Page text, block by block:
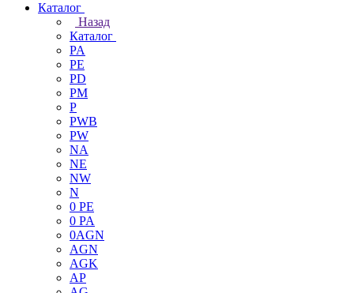
Каталог
Назад
Каталог
PA
PE
PD
PM
P
PWB
PW
NA
NE
NW
N
0 PE
0 PA
0AGN
AGN
AGK
AP